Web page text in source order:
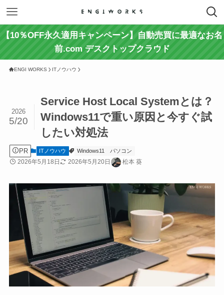
【10％OFF永久適用キャンペーン】自動売買に最適なお名
前.com デスクトップクラウド
ENGI WORKS ITノウハウ
Service Host Local Systemとは？
Windows11で重い原因と今すぐ試
したい対処法
2026
5/20
PR ITノウハウ Windows11 パソコン
2026年5月18日 2026年5月20日 松本 葵